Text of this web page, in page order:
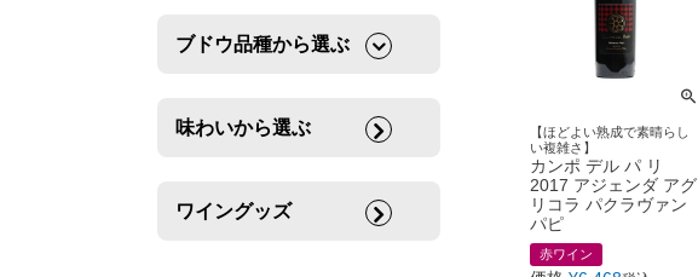
ブドウ品種から選ぶ
味わいから選ぶ
ワイングッズ
【ほどよい熟成で素晴らし
い複雑さ】
カンポ デル パ リ
2017 アジェンダ アグ
リコラ パクラヴァン
パピ
赤ワイン